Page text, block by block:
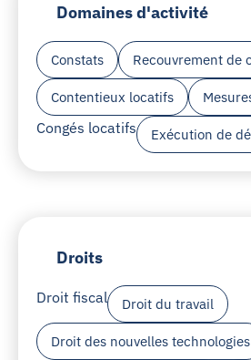
Domaines d'activité
Constats Recouvrement de
Contentieux locatifs
Congés locatifs Exécution de
Droits
Droit fiscal Droit du travail
Droit des nouvelles technologies